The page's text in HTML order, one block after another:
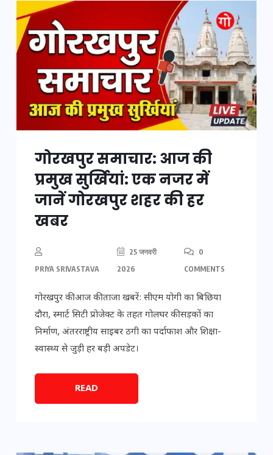
गोरखपुर समाचार: आज की
प्रमुख सुर्खियां: एक नजर में
जानें गोरखपुर शहर की हर
खबर
PRIYA SRIVASTAVA
25 जनवरी
2026
0
COMMENTS
गोरखपुर की आज की ताजा खबरें: सीएम योगी का बिछिया
दौरा, स्मार्ट सिटी प्रोजेक्ट के तहत गोलघर की सड़कों का
निर्माण, अंतरराष्ट्रीय साइबर ठगी का पर्दाफाश और शिक्षा-
स्वास्थ्य से जुड़ी हर बड़ी अपडेट।
READ